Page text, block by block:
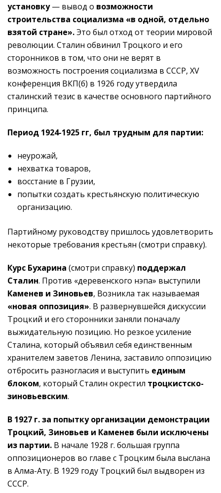
установку— вывод о возможности
строительства социализма «в одной, отдельно
взятой стране».Это был отход от теории мировой
революции. Сталин обвинил Троцкого и его
сторонников в том, что они не верят в
возможность построения социализма в СССР, XV
конференция ВКП(б) в 1926 году утвердила
сталинский тезис в качестве основного партийного
принципа.
Период 1924-1925 гг, был трудным для партии:
неурожай,
нехватка товаров,
восстание в Грузии,
попытки создать крестьянскую политическую
организацию.
Партийному руководству пришлось удовлетворить
некоторые требования крестьян (смотри справку).
Курс Бухарина (смотри справку) поддержал
Сталин. Против «деревенского нэпа» выступили
Каменев и Зиновьев, Возникла так называемая
«новая оппозиция». В развернувшейся дискуссии
Троцкий и его сторонники заняли поначалу
выжидательную позицию. Но резкое усиление
Сталина, который объявил себя единственным
хранителем заветов Ленина, заставило оппозицию
отбросить разногласия и выступить единым
блоком, который Сталин окрестил троцкистско-
зиновьевским.
В 1927 г. за попытку организации демонстрации
Троцкий, Зиновьев и Каменев были исключены
из партии. В начале 1928 г. большая группа
оппозиционеров во главе с Троцким была выслана
в Алма-Ату. В 1929 году Троцкий был выдворен из
СССР.